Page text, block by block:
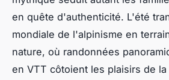
en quête d'authenticité. L'été
mondiale de l'alpinisme en
nature, où randonnées
en VTT côtoient les plaisirs de